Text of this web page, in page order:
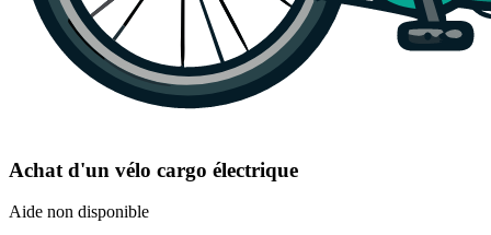
Achat d'un vélo cargo électrique
Aide non disponible